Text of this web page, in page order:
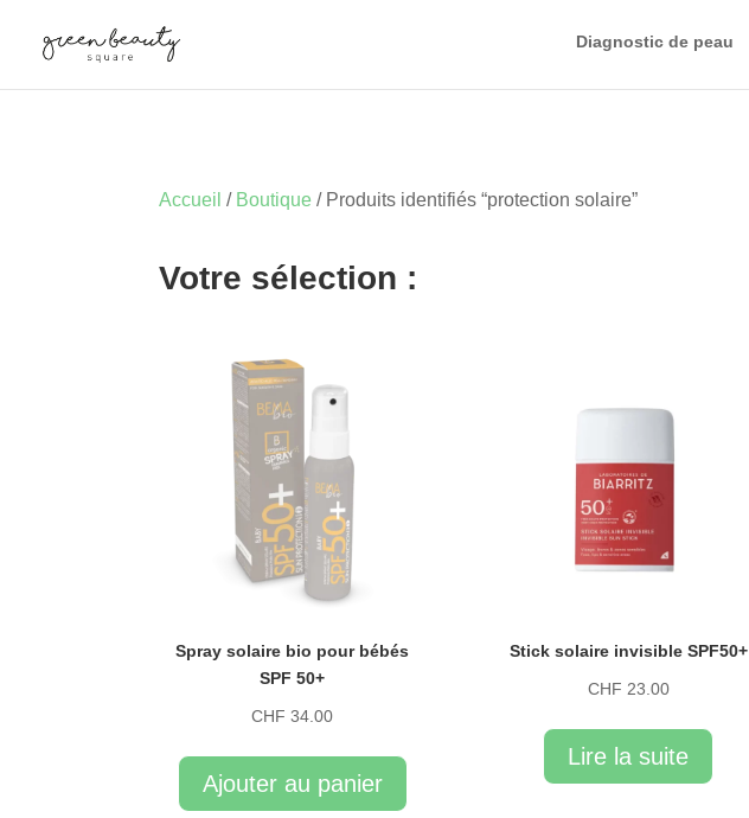
Diagnostic de peau
Accueil / Boutique / Produits identifiés “protection solaire”
Votre sélection :
Spray solaire bio pour bébés
SPF 50+
CHF 34.00
Ajouter au panier
Stick solaire invisible SPF50+
CHF 23.00
Lire la suite